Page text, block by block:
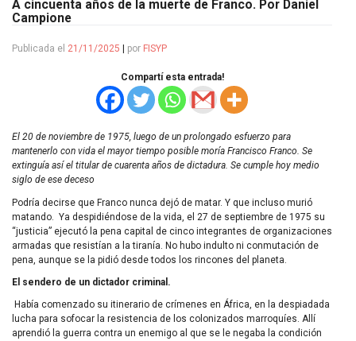
A cincuenta años de la muerte de Franco. Por Daniel
Campione
Publicada el 21/11/2025 por FISYP
Compartí esta entrada!
El 20 de noviembre de 1975, luego de un prolongado esfuerzo para
mantenerlo con vida el mayor tiempo posible moría Francisco Franco. Se
extinguía así el titular de cuarenta años de dictadura. Se cumple hoy medio
siglo de ese deceso
Podría decirse que Franco nunca dejó de matar. Y que incluso murió
matando. Ya despidiéndose de la vida, el 27 de septiembre de 1975 su
“justicia” ejecutó la pena capital de cinco integrantes de organizaciones
armadas que resistían a la tiranía. No hubo indulto ni conmutación de
pena, aunque se la pidió desde todos los rincones del planeta.
El sendero de un dictador criminal.
Había comenzado su itinerario de crímenes en África, en la despiadada
lucha para sofocar la resistencia de los colonizados marroquíes. Allí
aprendió la guerra contra un enemigo al que se le negaba la condición